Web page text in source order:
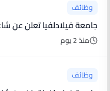
وظائف
جامعة فيلادلفيا تعلن عن
منذ 2 يوم
وظائف